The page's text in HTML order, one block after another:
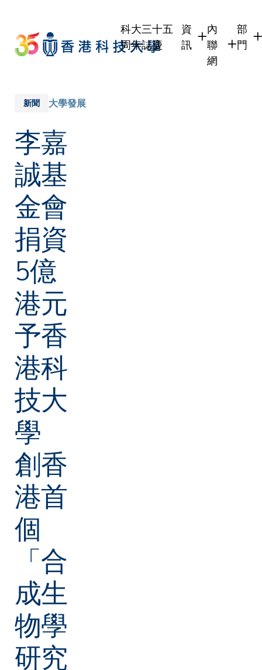
main
content
科大三十五
周年誌慶
資
訊
內
聯
網
部
門
新聞 大學發展
李嘉
誠基
金會
捐資
5億
港元
予香
港科
技大
學
創香
港首
個
「合
成生
物學
研究